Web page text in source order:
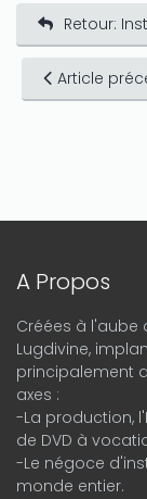
Retour:
Article
A Propos
Créées à l'aube
Lugdivine,
principalement
axes :
-La production,
de DVD à
-Le négoce
monde entier.